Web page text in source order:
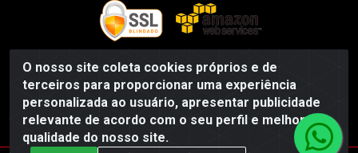
O nosso site coleta cookies próprios e de
terceiros para proporcionar uma experiência
personalizada ao usuário, apresentar publicidade
relevante de acordo com o seu perfil e melhorar a
qualidade do nosso site.
Almeida Distribuidor - Rodovia BR 104, S/N, Centro -
Esperança/PB - CEP 58135-000 - CNPJ 35.419.548/0001-55